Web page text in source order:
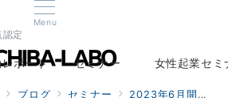
Menu
定
ポート セミナー 女性起業セミ
ブログ セミナー 2023年6月開催